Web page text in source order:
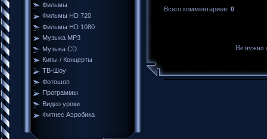
Фильмы
Фильмы HD 720
Фильмы HD 1080
Музыка MP3
Музыка CD
Кипы / Концерты
ТВ-Шоу
Фотошоп
Программы
Видео уроки
Фитнес Аэробика
Всего комментариев: 0
Не нужно